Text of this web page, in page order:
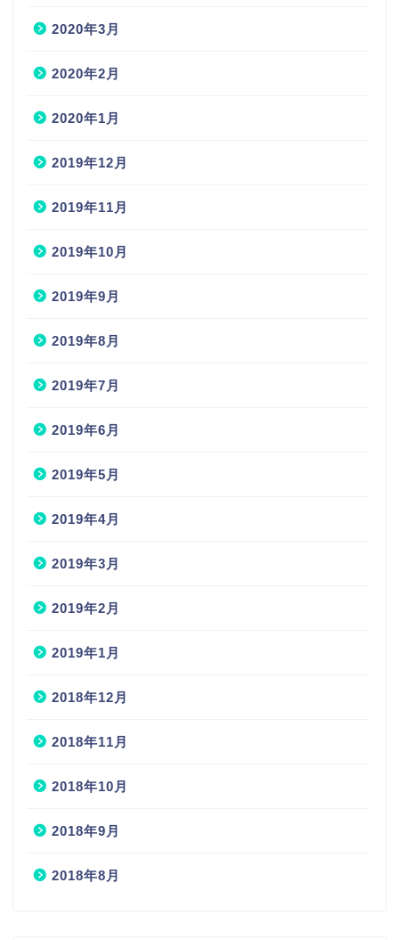
2020年3月
2020年2月
2020年1月
2019年12月
2019年11月
2019年10月
2019年9月
2019年8月
2019年7月
2019年6月
2019年5月
2019年4月
2019年3月
2019年2月
2019年1月
2018年12月
2018年11月
2018年10月
2018年9月
2018年8月